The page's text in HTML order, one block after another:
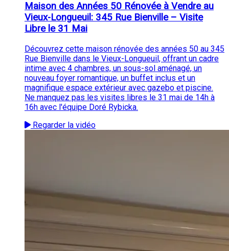
Maison des Années 50 Rénovée à Vendre au
Vieux-Longueuil: 345 Rue Bienville – Visite
Libre le 31 Mai
Découvrez cette maison rénovée des années 50 au 345
Rue Bienville dans le Vieux-Longueuil, offrant un cadre
intime avec 4 chambres, un sous-sol aménagé, un
nouveau foyer romantique, un buffet inclus et un
magnifique espace extérieur avec gazebo et piscine.
Ne manquez pas les visites libres le 31 mai de 14h à
16h avec l'équipe Doré Rybicka.
Regarder la vidéo